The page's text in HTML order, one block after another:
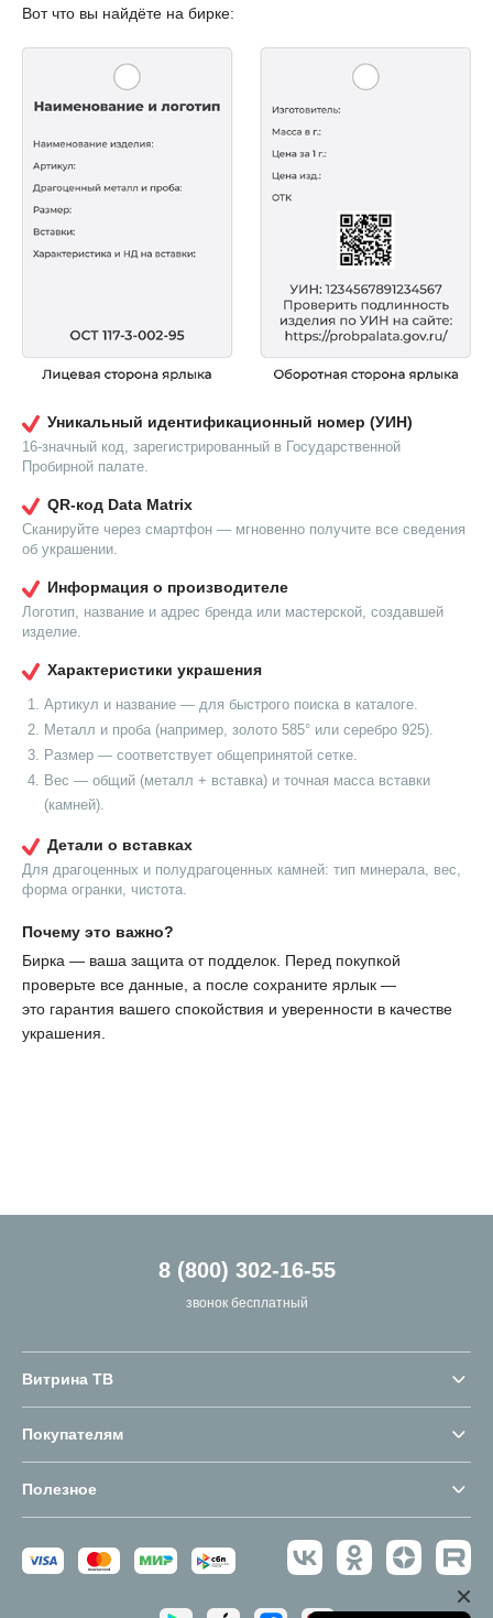
Вот что вы найдёте на бирке:
Уникальный идентификационный номер (УИН)
16-значный код, зарегистрированный в Государственной
Пробирной палате.
QR-код Data Matrix
Сканируйте через смартфон — мгновенно получите все сведения
об украшении.
Информация о производителе
Логотип, название и адрес бренда или мастерской, создавшей
изделие.
Характеристики украшения
Артикул и название — для быстрого поиска в каталоге.
Металл и проба (например, золото 585° или серебро 925).
Размер — соответствует общепринятой сетке.
Вес — общий (металл + вставка) и точная масса вставки
(камней).
Детали о вставках
Для драгоценных и полудрагоценных камней: тип минерала, вес,
форма огранки, чистота.
Почему это важно?
Бирка — ваша защита от подделок. Перед покупкой
проверьте все данные, а после сохраните ярлык —
это гарантия вашего спокойствия и уверенности в качестве
украшения.
8 (800) 302-16-55
звонок бесплатный
Витрина ТВ
Покупателям
Полезное